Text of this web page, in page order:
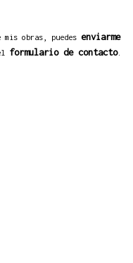
obras, puedes enviarme
formulario de contacto.